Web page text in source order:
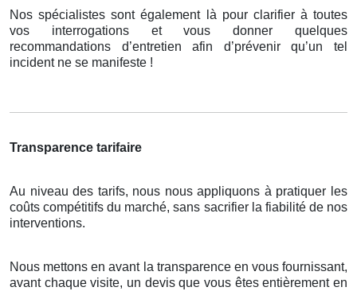
Nos spécialistes sont également là pour clarifier à toutes
vos interrogations et vous donner quelques
recommandations d’entretien afin d’prévenir qu’un tel
incident ne se manifeste !
Transparence tarifaire
Au niveau des tarifs, nous nous appliquons à pratiquer les
coûts compétitifs du marché, sans sacrifier la fiabilité de nos
interventions.
Nous mettons en avant la transparence en vous fournissant,
avant chaque visite, un devis que vous êtes entièrement en